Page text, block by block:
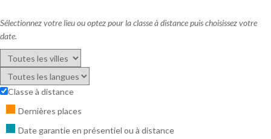
Sélectionnez votre lieu ou optez pour la classe à distance puis choisissez votre
date.
Classe à distance
Dernières places
Date garantie en présentiel ou à distance